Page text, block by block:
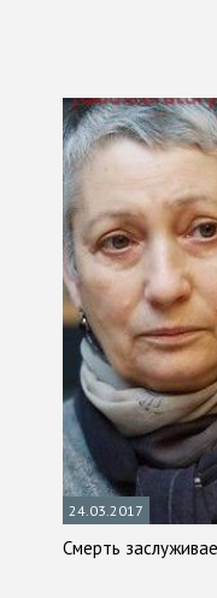
24.03.2017
Смерть